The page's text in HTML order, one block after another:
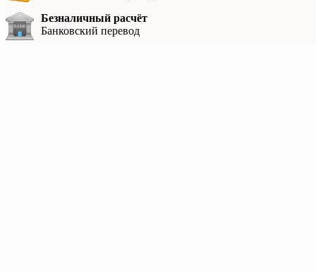
Безналичный расчёт
Банковский перевод